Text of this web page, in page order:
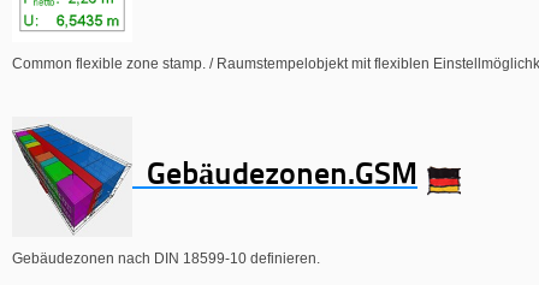
Common flexible zone stamp. / Raumstempelobjekt mit flexiblen
Gebäudezonen.GSM
Gebäudezonen nach DIN 18599-10 definieren.